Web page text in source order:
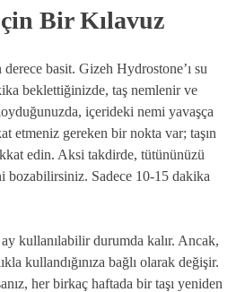
Bir Kılavuz
basit. Gizeh Hydrostone’ı su
beklettiğinizde, taş nemlenir ve
içerideki nemi yavaşça
etmeniz gereken bir nokta var; taşın
edin. Aksi takdirde, tütününüzü
bozabilirsiniz. Sadece 10-15 dakika
kullanılabilir durumda kalır. Ancak,
kullandığınıza bağlı olarak değişir.
her birkaç haftada bir taşı yeniden